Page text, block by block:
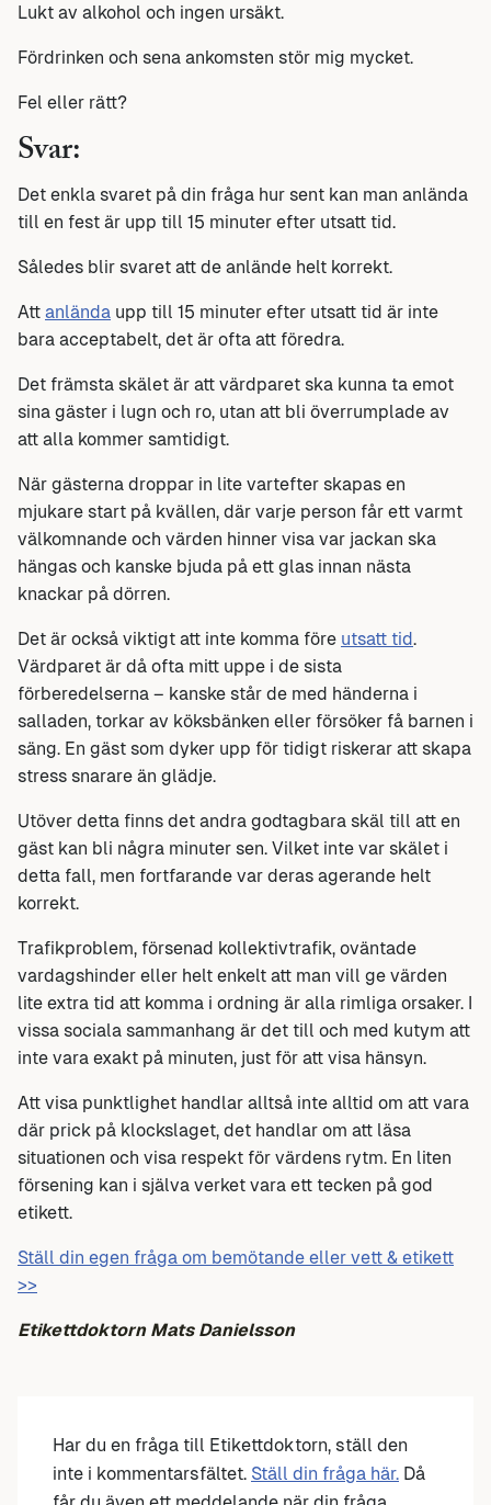
Lukt av alkohol och ingen ursäkt.
Fördrinken och sena ankomsten stör mig mycket.
Fel eller rätt?
Svar:
Det enkla svaret på din fråga hur sent kan man anlända
till en fest är upp till 15 minuter efter utsatt tid.
Således blir svaret att de anlände helt korrekt.
Att anlända upp till 15 minuter efter utsatt tid är inte
bara acceptabelt, det är ofta att föredra.
Det främsta skälet är att värdparet ska kunna ta emot
sina gäster i lugn och ro, utan att bli överrumplade av
att alla kommer samtidigt.
När gästerna droppar in lite vartefter skapas en
mjukare start på kvällen, där varje person får ett varmt
välkomnande och värden hinner visa var jackan ska
hängas och kanske bjuda på ett glas innan nästa
knackar på dörren.
Det är också viktigt att inte komma före utsatt tid.
Värdparet är då ofta mitt uppe i de sista
förberedelserna – kanske står de med händerna i
salladen, torkar av köksbänken eller försöker få barnen i
säng. En gäst som dyker upp för tidigt riskerar att skapa
stress snarare än glädje.
Utöver detta finns det andra godtagbara skäl till att en
gäst kan bli några minuter sen. Vilket inte var skälet i
detta fall, men fortfarande var deras agerande helt
korrekt.
Trafikproblem, försenad kollektivtrafik, oväntade
vardagshinder eller helt enkelt att man vill ge värden
lite extra tid att komma i ordning är alla rimliga orsaker. I
vissa sociala sammanhang är det till och med kutym att
inte vara exakt på minuten, just för att visa hänsyn.
Att visa punktlighet handlar alltså inte alltid om att vara
där prick på klockslaget, det handlar om att läsa
situationen och visa respekt för värdens rytm. En liten
försening kan i själva verket vara ett tecken på god
etikett.
Ställ din egen fråga om bemötande eller vett & etikett
>>
Etikettdoktorn Mats Danielsson
Har du en fråga till Etikettdoktorn, ställ den
inte i kommentarsfältet. Ställ din fråga här. Då